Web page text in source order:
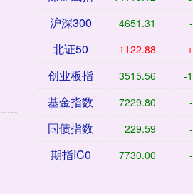
沪深300 4651.31
北证50 1122.88
创业板指 3515.56 -
基金指数 7229.80
国债指数 229.59
期指IC0 7730.00